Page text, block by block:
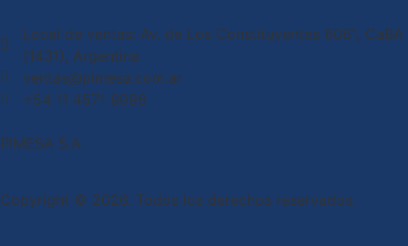
Local de ventas: Av. de Los Constituyentes 6061, CaBA
(1431), Argentina
ventas@pimesa.com.ar
+54 11 4571 9096
PIMESA S.A.
Copyright © 2026. Todos los derechos reservados.